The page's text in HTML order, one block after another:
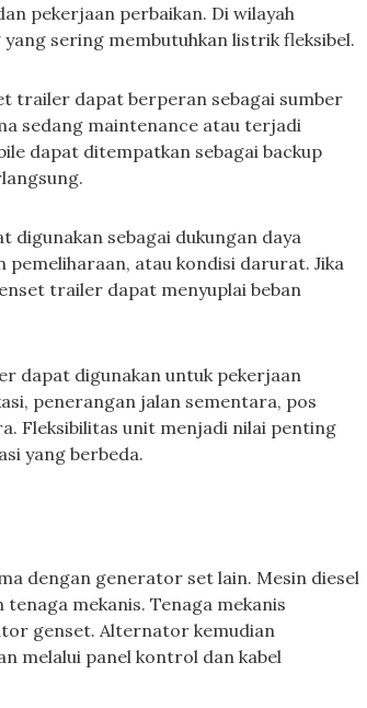
pekerjaan perbaikan. Di wilayah
sering membutuhkan listrik fleksibel.
trailer dapat berperan sebagai sumber
sedang maintenance atau terjadi
dapat ditempatkan sebagai backup
digunakan sebagai dukungan daya
atau kondisi darurat. Jika
trailer dapat menyuplai beban
dapat digunakan untuk pekerjaan
penerangan jalan sementara, pos
Fleksibilitas unit menjadi nilai penting
yang berbeda.
dengan generator set lain. Mesin diesel
mekanis. Tenaga mekanis
genset. Alternator kemudian
melalui panel kontrol dan kabel